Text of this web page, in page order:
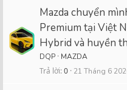
Mazda chuyển
Premium tại Việt
Hybrid và huyền
DQP MAZDA
Trả lời 0 21 Tháng 6